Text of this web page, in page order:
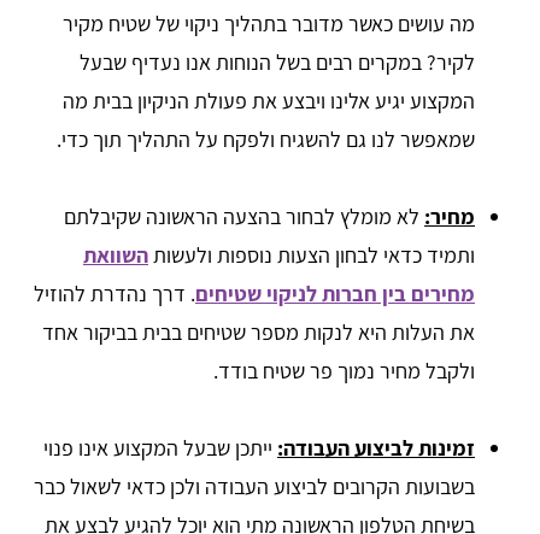
מה עושים כאשר מדובר בתהליך ניקוי של שטיח מקיר
לקיר? במקרים רבים בשל הנוחות אנו נעדיף שבעל
המקצוע יגיע אלינו ויבצע את פעולת הניקיון בבית מה
שמאפשר לנו גם להשגיח ולפקח על התהליך תוך כדי.
מחיר: לא מומלץ לבחור בהצעה הראשונה שקיבלתם
ותמיד כדאי לבחון הצעות נוספות ולעשות השוואת
מחירים בין חברות לניקוי שטיחים. דרך נהדרת להוזיל
את העלות היא לנקות מספר שטיחים בבית בביקור אחד
ולקבל מחיר נמוך פר שטיח בודד.
זמינות לביצוע העבודה: ייתכן שבעל המקצוע אינו פנוי
בשבועות הקרובים לביצוע העבודה ולכן כדאי לשאול כבר
בשיחת הטלפון הראשונה מתי הוא יוכל להגיע לבצע את